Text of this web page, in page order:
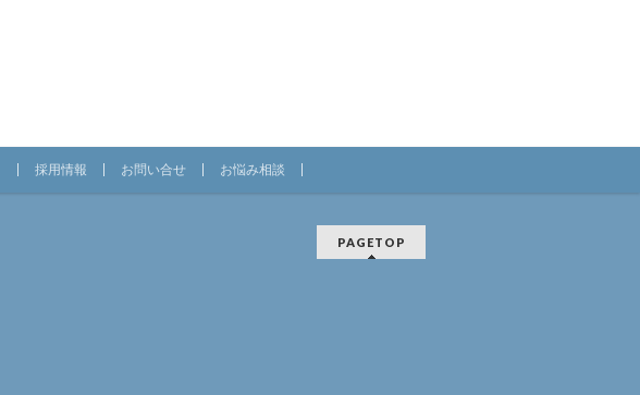
採用情報 お問い合せ お悩み相談
PAGETOP